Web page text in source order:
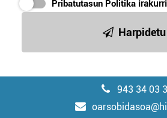
Pribatutasun Politika
Harpidetu
943 34 03